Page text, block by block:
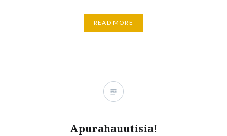
READ MORE
Apurahauutisia!